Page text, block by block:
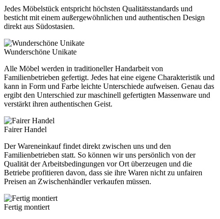
Jedes Möbelstück entspricht höchsten Qualitätsstandards und
besticht mit einem außergewöhnlichen und authentischen Design
direkt aus Südostasien.
Wunderschöne Unikate
Alle Möbel werden in traditioneller Handarbeit von
Familienbetrieben gefertigt. Jedes hat eine eigene Charakteristik und
kann in Form und Farbe leichte Unterschiede aufweisen. Genau das
ergibt den Unterschied zur maschinell gefertigten Massenware und
verstärkt ihren authentischen Geist.
Fairer Handel
Der Wareneinkauf findet direkt zwischen uns und den
Familienbetrieben statt. So können wir uns persönlich von der
Qualität der Arbeitsbedingungen vor Ort überzeugen und die
Betriebe profitieren davon, dass sie ihre Waren nicht zu unfairen
Preisen an Zwischenhändler verkaufen müssen.
Fertig montiert